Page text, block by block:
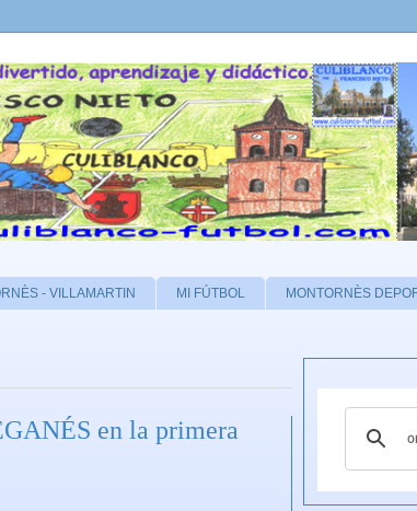
- VILLAMARTIN MI FÚTBOL MONTORNÈS
en la primera